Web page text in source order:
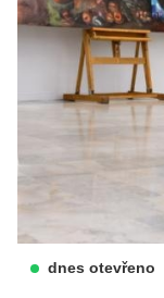
dnes otevřeno